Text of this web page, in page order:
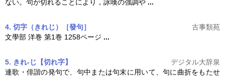
ない。句が切れることにより，詠嘆の強調や ...
4. 切字 （きれじ） ［發句］
古事類苑
文學部 洋巻 第1巻 1258ページ ...
5. きれ‐じ【切れ字】
デジタル大辞泉
連歌・俳諧の発句で、句中または句末に用いて、句に曲折をもたせ